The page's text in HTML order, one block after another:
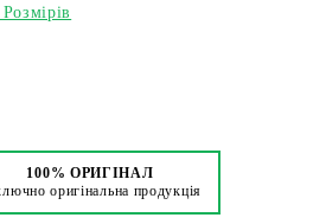
100% ОРИГІНАЛ
оригінальна продукція